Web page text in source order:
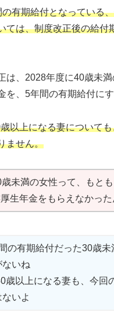
有期給付となっている
ては、制度改正後の給付
は、2028年度に40歳未
を、5年間の有期給付にす
以上になる妻について
ません。
未満の女性って、もと
生年金をもらえなかっ
の有期給付だった30歳未
ないね
歳以上になる妻も、今回
いよ